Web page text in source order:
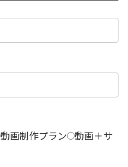
動画制作プラン 動画＋サ